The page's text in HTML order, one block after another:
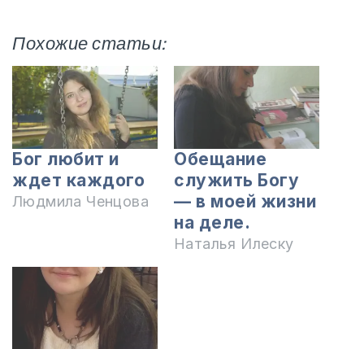
Похожие статьи:
Бог любит и
ждет каждого
Людмила Ченцова
Обещание
служить Богу
— в моей жизни
на деле.
Наталья Илеску